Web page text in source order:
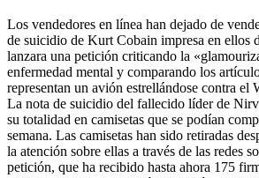
Los vendedores en línea han dejado de
de suicidio de Kurt Cobain impresa en ellos
lanzara una petición criticando la
enfermedad mental y comparando los
representan un avión estrellándose contra el
La nota de suicidio del fallecido líder de
su totalidad en camisetas que se podían
semana. Las camisetas han sido retiradas
la atención sobre ellas a través de las redes
petición, que ha recibido hasta ahora 175